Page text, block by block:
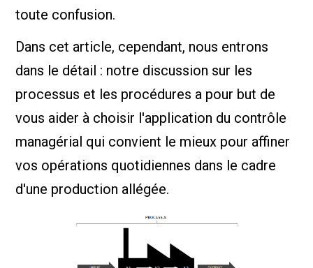
toute confusion.
Dans cet article, cependant, nous entrons
dans le détail : notre discussion sur les
processus et les procédures a pour but de
vous aider à choisir l'application du contrôle
managérial qui convient le mieux pour affiner
vos opérations quotidiennes dans le cadre
d'une production allégée.